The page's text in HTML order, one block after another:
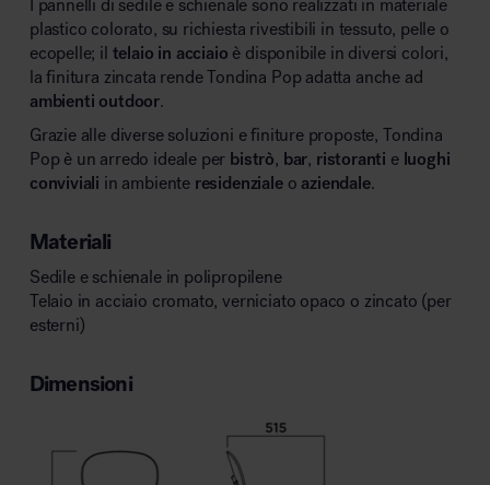
I pannelli di sedile e schienale sono realizzati in materiale
plastico colorato, su richiesta rivestibili in tessuto, pelle o
ecopelle; il telaio in acciaio è disponibile in diversi colori,
la finitura zincata rende Tondina Pop adatta anche ad
ambienti outdoor.
Grazie alle diverse soluzioni e finiture proposte, Tondina
Pop è un arredo ideale per bistrò, bar, ristoranti e luoghi
conviviali in ambiente residenzialeo aziendale.
Materiali
Sedile e schienale in polipropilene
Telaio in acciaio cromato, verniciato opaco o zincato (per
esterni)
Dimensioni